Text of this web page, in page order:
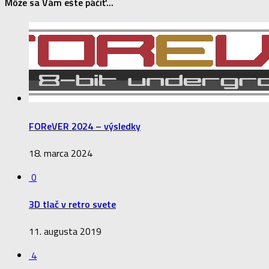
FOReVER 2024 – výsledky
18. marca 2024
0
3D tlač v retro svete
11. augusta 2019
4